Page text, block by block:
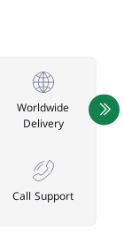
Worldwide
Delivery
Call Support